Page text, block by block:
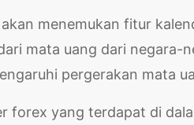
menemukan fitur
mata uang dari negara-
pergerakan mata
forex yang terdapat di